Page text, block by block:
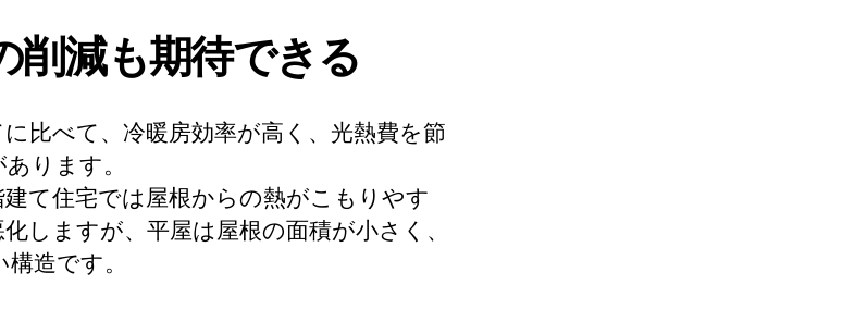
削減も期待できる
比べて、冷暖房効率が高く、光熱費を節
ります。
て住宅では屋根からの熱がこもりやす
しますが、平屋は屋根の面積が小さく、
造です。